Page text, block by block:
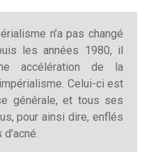
n’a pas changé
les années 1980, il
accélération de la
Celui-ci est
générale, et tous ses
pour ainsi dire, enflés